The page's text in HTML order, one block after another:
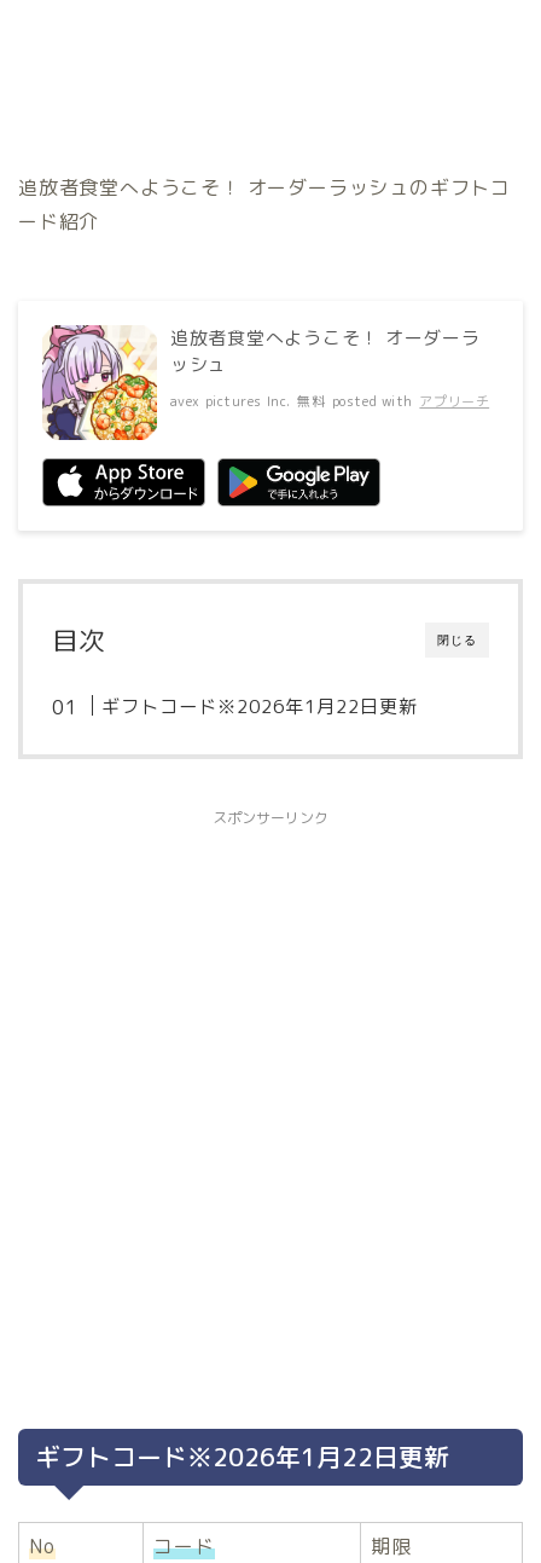
追放者食堂へようこそ！ オーダーラッシュのギフトコ
ード紹介
追放者食堂へようこそ！ オーダーラ
ッシュ
avex pictures Inc. 無料 posted with アプリーチ
閉じる
目次
ギフトコード※2026年1月22日更新
スポンサーリンク
ギフトコード※2026年1月22日更新
No コード 期限